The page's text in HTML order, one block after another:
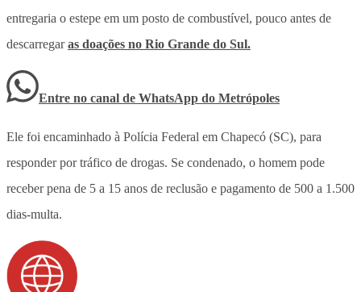
entregaria o estepe em um posto de combustível, pouco antes de
descarregaras doações no Rio Grande do Sul.
Entre no canal de WhatsApp do Metrópoles
Ele foi encaminhado à Polícia Federal em Chapecó (SC), para
responder por tráfico de drogas. Se condenado, o homem pode
receber pena de 5 a 15 anos de reclusão e pagamento de 500 a 1.500
dias-multa.